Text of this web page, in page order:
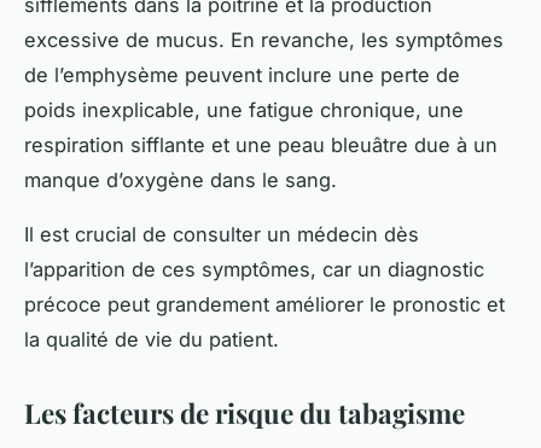
excessive de mucus. En revanche, les symptômes
de l’emphysème peuvent inclure une perte de
poids inexplicable, une fatigue chronique, une
respiration sifflante et une peau bleuâtre due à un
manque d’oxygène dans le sang.
Il est crucial de consulter un médecin dès
l’apparition de ces symptômes, car un diagnostic
précoce peut grandement améliorer le pronostic et
la qualité de vie du patient.
Les facteurs de risque du tabagisme